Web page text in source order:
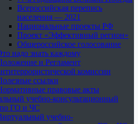
Всероссийская перепись
населения — 2021
Национальные проекты РФ
Проект «Эффективный регион»
Общероссийское голосование
надо знать каждому
и Регламент
комиссии
ссылки
правовые акты
учебно-консультационный
ГО и ЧС
учебно-